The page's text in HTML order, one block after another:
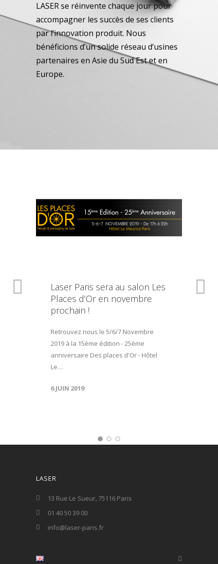
LASER se réinvente chaque jour pour
accompagner les succès de ses clients
par l’innovation produit. Nous
bénéficions d’un solide réseau d’usines
partenaires en Asie du Sud Est et en
Europe.
Laser Paris sera au salon Les
Places d’Or en novembre
prochain !
Retrouvez nous le 5/6/7 Novembre
2019 à la 15ème édition - 25ème
anniversaire Des places d'Or - Hôtel
Le…
6 JUIN 2019
LASER
13 Rue Le Sueur, 75116 Paris
01 40 50 39 00
info@laser-paris.fr